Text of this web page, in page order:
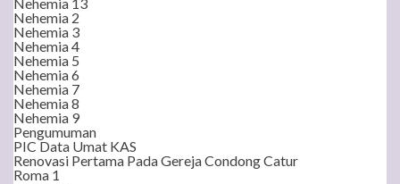
Nehemia 2
Nehemia 3
Nehemia 4
Nehemia 5
Nehemia 6
Nehemia 7
Nehemia 8
Nehemia 9
Pengumuman
PIC Data Umat KAS
Renovasi Pertama Pada Gereja Condong Catur
Roma 1